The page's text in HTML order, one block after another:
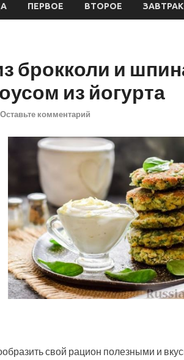
ПЕРВОЕ ВТОРОЕ
брокколи и
из йогурта
Оставьте комментарий
свой рацион полезными и